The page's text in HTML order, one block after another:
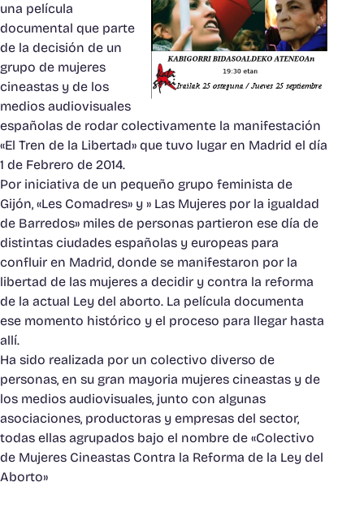
una película
documental que parte
de la decisión de un
grupo de mujeres
cineastas y de los
medios audiovisuales
españolas de rodar colectivamente la manifestación
«El Tren de la Libertad» que tuvo lugar en Madrid el día
1 de Febrero de 2014.
Por iniciativa de un pequeño grupo feminista de
Gijón, «Les Comadres» y » Las Mujeres por la igualdad
de Barredos» miles de personas partieron ese día de
distintas ciudades españolas y europeas para
confluir en Madrid, donde se manifestaron por la
libertad de las mujeres a decidir y contra la reforma
de la actual Ley del aborto. La película documenta
ese momento histórico y el proceso para llegar hasta
allí.
Ha sido realizada por un colectivo diverso de
personas, en su gran mayoria mujeres cineastas y de
los medios audiovisuales, junto con algunas
asociaciones, productoras y empresas del sector,
todas ellas agrupados bajo el nombre de «Colectivo
de Mujeres Cineastas Contra la Reforma de la Ley del
Aborto»